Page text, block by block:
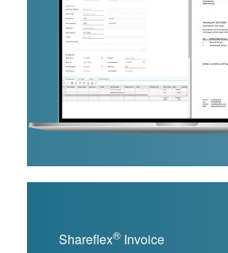
Shareflex®Invoice